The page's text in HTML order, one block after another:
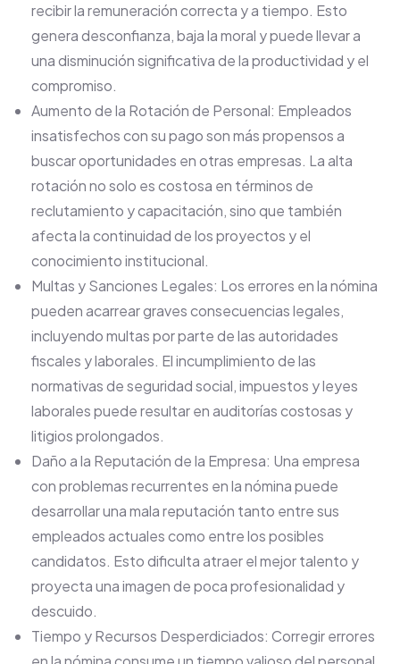
recibir la remuneración correcta y a tiempo. Esto
genera desconfianza, baja la moral y puede llevar a
una disminución significativa de la productividad y el
compromiso.
Aumento de la Rotación de Personal: Empleados
insatisfechos con su pago son más propensos a
buscar oportunidades en otras empresas. La alta
rotación no solo es costosa en términos de
reclutamiento y capacitación, sino que también
afecta la continuidad de los proyectos y el
conocimiento institucional.
Multas y Sanciones Legales: Los errores en la nómina
pueden acarrear graves consecuencias legales,
incluyendo multas por parte de las autoridades
fiscales y laborales. El incumplimiento de las
normativas de seguridad social, impuestos y leyes
laborales puede resultar en auditorías costosas y
litigios prolongados.
Daño a la Reputación de la Empresa: Una empresa
con problemas recurrentes en la nómina puede
desarrollar una mala reputación tanto entre sus
empleados actuales como entre los posibles
candidatos. Esto dificulta atraer el mejor talento y
proyecta una imagen de poca profesionalidad y
descuido.
Tiempo y Recursos Desperdiciados: Corregir errores